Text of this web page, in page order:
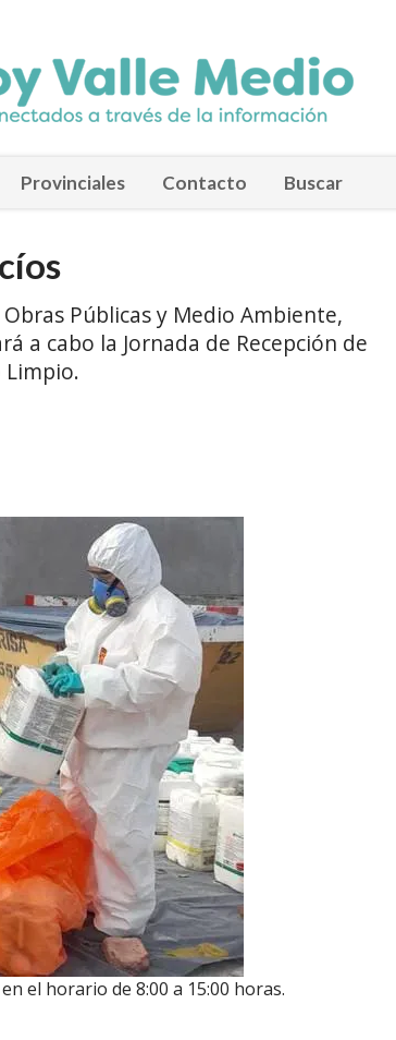
Provinciales Contacto Buscar
Públicas y Medio Ambiente,
a cabo la Jornada de Recepción de
Limpio.
el horario de 8:00 a 15:00 horas.